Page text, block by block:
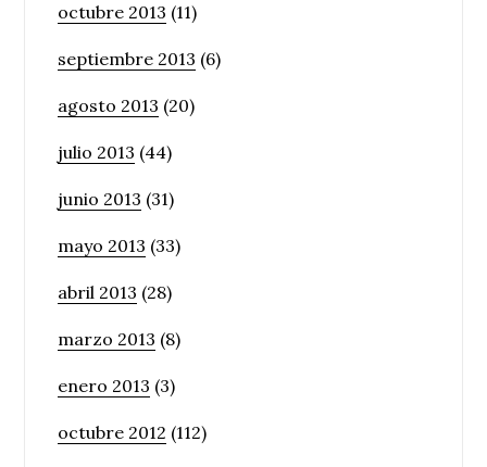
octubre 2013 (11)
septiembre 2013 (6)
agosto 2013 (20)
julio 2013 (44)
junio 2013 (31)
mayo 2013 (33)
abril 2013 (28)
marzo 2013 (8)
enero 2013 (3)
octubre 2012 (112)